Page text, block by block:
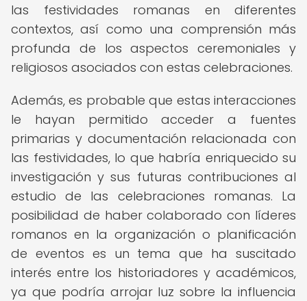
las festividades romanas en diferentes
contextos, así como una comprensión más
profunda de los aspectos ceremoniales y
religiosos asociados con estas celebraciones.
Además, es probable que estas interacciones
le hayan permitido acceder a fuentes
primarias y documentación relacionada con
las festividades, lo que habría enriquecido su
investigación y sus futuras contribuciones al
estudio de las celebraciones romanas. La
posibilidad de haber colaborado con líderes
romanos en la organización o planificación
de eventos es un tema que ha suscitado
interés entre los historiadores y académicos,
ya que podría arrojar luz sobre la influencia